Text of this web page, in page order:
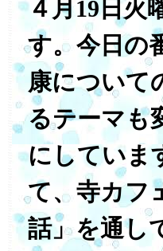
４月19日火
す。今日の
康について
るテーマも
にしていま
て、寺カフ
話」を通し